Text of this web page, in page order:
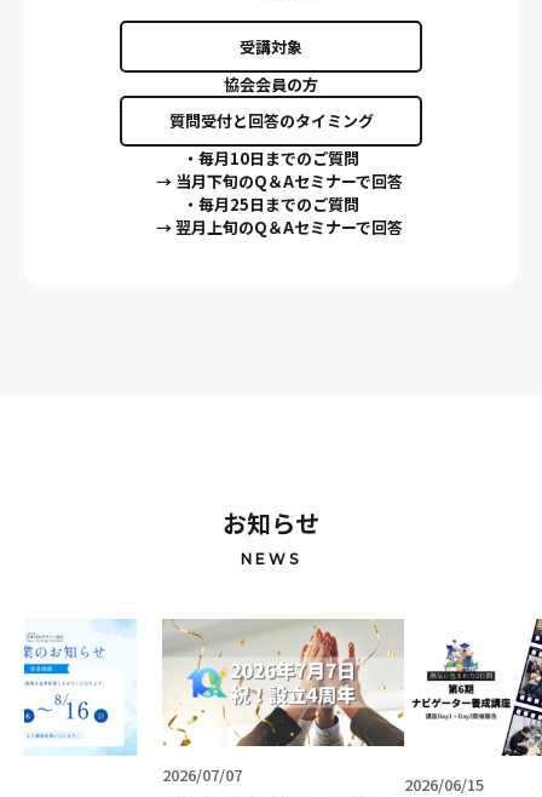
受講対象
協会会員の方
質問受付と回答のタイミング
・毎月10日までのご質問
→ 当月下旬のQ＆Aセミナーで回答
・毎月25日までのご質問
→ 翌月上旬のQ＆Aセミナーで回答
お知らせ
NEWS
2026/07/07 2026/06/15